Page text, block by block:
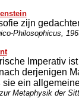
zijn
Philosophicus,
Imperativ
derjenigen
sie ein
Metaphysik der